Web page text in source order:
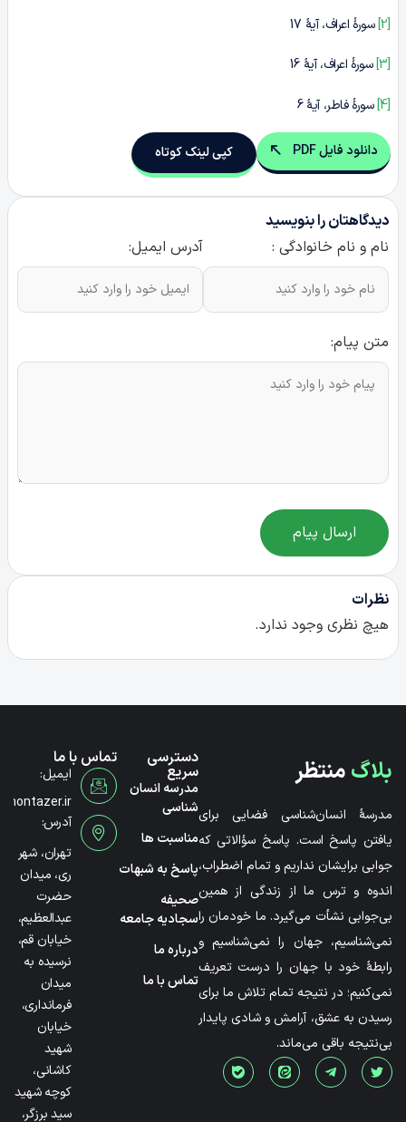
[2] سورۀ اعراف، آیۀ 17
[3] سورۀ اعراف، آیۀ 16
[4] سورۀ فاطر، آیۀ 6
دانلود فایل PDF کپی لینک کوتاه
دیدگاهتان را بنویسید
نام و نام خانوادگی :
آدرس ایمیل:
متن پیام:
ارسال پیام
نظرات
هیچ نظری وجود ندارد.
بلاگمنتظر
مدرسۀ انسان‌شناسی فضایی برای
یافتن پاسخ است. پاسخ سؤالاتی که
جوابی برایشان نداریم و تمام اضطراب،
اندوه و ترس ما از زندگی از همین
بی‌جوابی نشأت می‌گیرد. ما خودمان را
نمی‌شناسیم، جهان را نمی‌شناسیم و
رابطۀ خود با جهان را درست تعریف
نمی‌کنیم؛ در نتیجه تمام تلاش ما برای
رسیدن به عشق، آرامش و شادی پایدار
بی‌نتیجه باقی می‌ماند.
دسترسی
سریع
مدرسه انسان
شناسی
مناسبت ها
پاسخ به شبهات
صحیفه
سجادیه جامعه
درباره ما
تماس با ما
تماس با ما
ایمیل:
آدرس:
تهران، شهر
ری، میدان
حضرت
عبدالعظیم،
خیابان قم،
نرسیده به
میدان
فرمانداری،
خیابان
شهید
کاشانی،
کوچه شهید
سید برزگر،